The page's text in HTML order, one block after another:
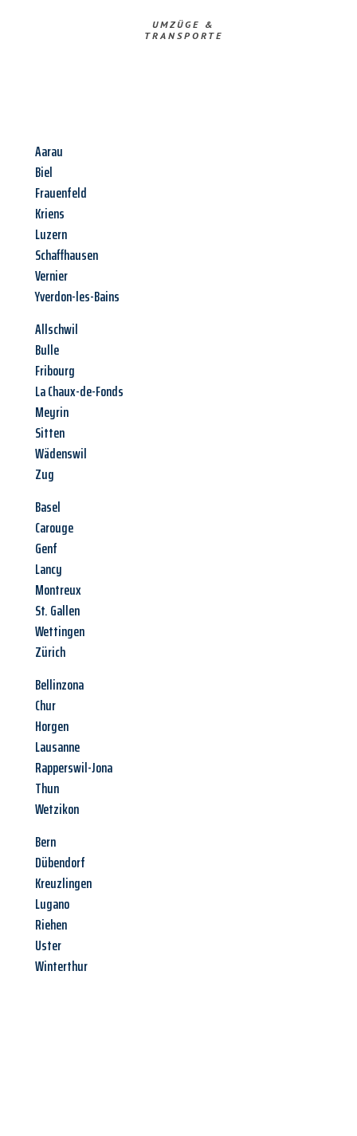
UMZÜGE &
TRANSPORTE
Aarau
Biel
Frauenfeld
Kriens
Luzern
Schaffhausen
Vernier
Yverdon-les-Bains
Allschwil
Bulle
Fribourg
La Chaux-de-Fonds
Meyrin
Sitten
Wädenswil
Zug
Basel
Carouge
Genf
Lancy
Montreux
St. Gallen
Wettingen
Zürich
Bellinzona
Chur
Horgen
Lausanne
Rapperswil-Jona
Thun
Wetzikon
Bern
Dübendorf
Kreuzlingen
Lugano
Riehen
Uster
Winterthur